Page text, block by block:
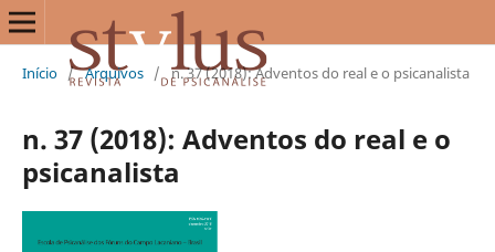
Início / Arquivos / n. 37 (2018): Adventos do real e o psicanalista
n. 37 (2018): Adventos do real e o
psicanalista